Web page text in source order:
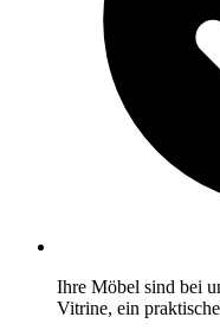
Ihre Möbel sind bei
Vitrine, ein